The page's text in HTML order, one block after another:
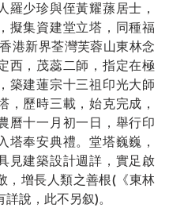
羅少珍與侄黃耀蓀居士，
擬集資建堂立塔，同種福
港新界荃灣芙蓉山東林念
西，茂蕊二師，指定在極
築建蓮宗十三祖印光大師
，歷時三載，始克完成，
曆十一月初一日，舉行印
塔奉安典禮。堂塔巍巍，
見建築設計週詳，實足啟
，增長人類之善根(《東林
說，此不另叙)。